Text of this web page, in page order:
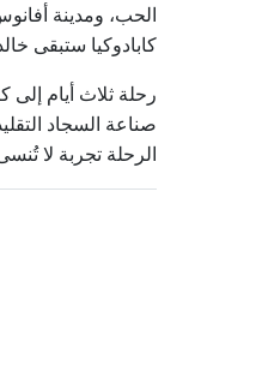
الحب، ومدينة
كابادوكيا ستبقى
رحلة ثلاث أيام
صناعة السجاد
الرحلة تجربة لا